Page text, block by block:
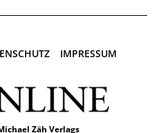
IMPRESSUM
Zäh Verlags